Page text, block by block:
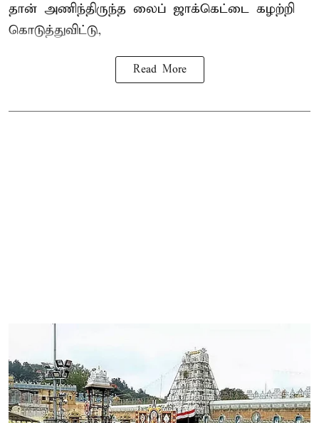
தான் அணிந்திருந்த லைப் ஜாக்கெட்டை கழற்றி
கொடுத்துவிட்டு,
Read More